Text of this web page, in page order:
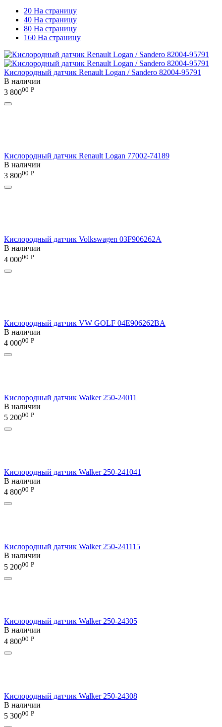
20 На страницу
40 На страницу
80 На страницу
160 На страницу
Кислородный датчик Renault Logan / Sandero 82004-95791
В наличии
3 80000 Р
Кислородный датчик Renault Logan 77002-74189
В наличии
3 80000 Р
Кислородный датчик Volkswagen 03F906262A
В наличии
4 00000 Р
Кислородный датчик VW GOLF 04E906262BA
В наличии
4 00000 Р
Кислородный датчик Walker 250-24011
В наличии
5 20000 Р
Кислородный датчик Walker 250-241041
В наличии
4 80000 Р
Кислородный датчик Walker 250-241115
В наличии
5 20000 Р
Кислородный датчик Walker 250-24305
В наличии
4 80000 Р
Кислородный датчик Walker 250-24308
В наличии
5 30000 Р